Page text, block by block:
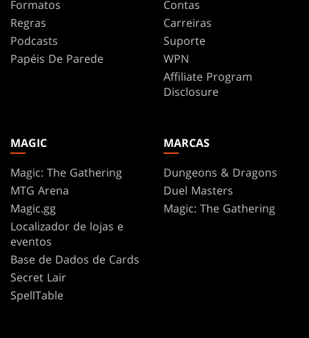
Formatos
Regras
Podcasts
Papéis De Parede
Contas
Carreiras
Suporte
WPN
Affiliate Program
Disclosure
MAGIC
Magic: The Gathering
MTG Arena
Magic.gg
Localizador de lojas e
eventos
Base de Dados de Cards
Secret Lair
SpellTable
MARCAS
Dungeons & Dragons
Duel Masters
Magic: The Gathering